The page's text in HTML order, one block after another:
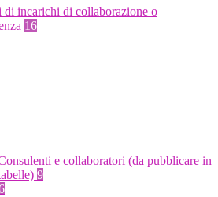
di incarichi di collaborazione o
16
e collaboratori (da pubblicare in
9